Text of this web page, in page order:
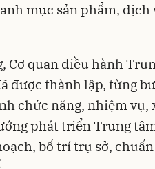
mục sản phẩm,
Cơ quan điều hành
được thành lập, từng
chức năng, nhiệm vụ,
phát triển Trung
bố trí trụ sở,